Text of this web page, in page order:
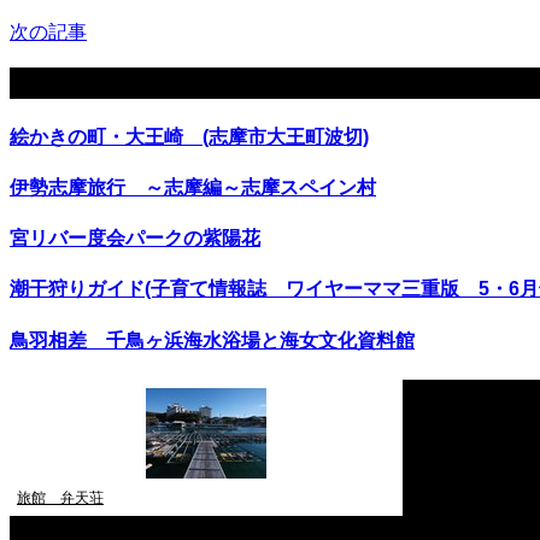
次の記事
絵かきの町・大王崎 (志摩市大王町波切)
伊勢志摩旅行 ～志摩編～志摩スペイン村
宮リバー度会パークの紫陽花
潮干狩りガイド(子育て情報誌 ワイヤーママ三重版 5・6
鳥羽相差 千鳥ヶ浜海水浴場と海女文化資料館
旅館 弁天荘